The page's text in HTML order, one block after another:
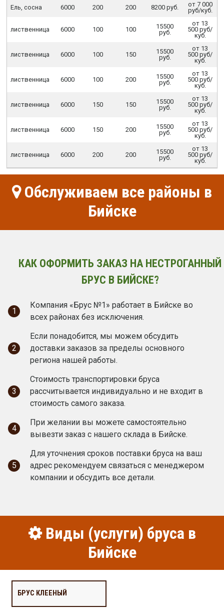
Ель, сосна 6000 200 200 8200 руб.
от 7 000
руб/куб.
лиственница 6000 100 100
15500
руб.
от 13
500 руб/
куб.
лиственница 6000 100 150
15500
руб.
от 13
500 руб/
куб.
лиственница 6000 100 200
15500
руб.
от 13
500 руб/
куб.
лиственница 6000 150 150
15500
руб.
от 13
500 руб/
куб.
лиственница 6000 150 200
15500
руб.
от 13
500 руб/
куб.
лиственница 6000 200 200
15500
руб.
от 13
500 руб/
куб.
Обслуживаем все районы в
Бийске
КАК ОФОРМИТЬ ЗАКАЗ НА НЕСТРОГАННЫЙ
БРУС В БИЙСКЕ?
1
Компания «Брус №1» работает в Бийске во
всех районах без исключения.
2
Если понадобится, мы можем обсудить
доставки заказов за пределы основного
региона нашей работы.
3
Стоимость транспортировки бруса
рассчитывается индивидуально и не входит в
стоимость самого заказа.
4
При желании вы можете самостоятельно
вывезти заказ с нашего склада в Бийске.
5
Для уточнения сроков поставки бруса на ваш
адрес рекомендуем связаться с менеджером
компании и обсудить все детали.
Виды (услуги) бруса в
Бийске
БРУС КЛЕЕНЫЙ